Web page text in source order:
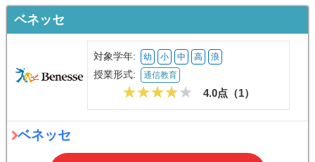
ベネッセ
対象学年: 幼 小 中 高 浪
授業形式: 通信教育
4.0点（1）
ベネッセ